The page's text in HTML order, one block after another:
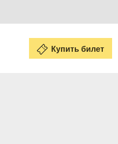
Купить билет